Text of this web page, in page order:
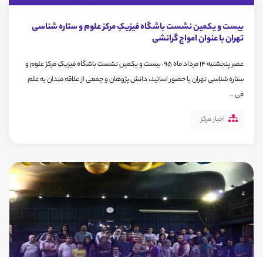
بیست و یکمین نشست باشگاه فیزیکِ مرکز علوم و ستاره شناسی
تهران با عنوان امواج گرانشی
عصر پنجشنبه 14 مرداد ماه 95، بیست و یکمین نشست باشگاه فیزیکِ مرکز علوم و
ستاره شناسی تهران با حضور اساتید، دانش پژوهان و جمعی از علاقه مندان به علم
فی...
اخبار مرکز